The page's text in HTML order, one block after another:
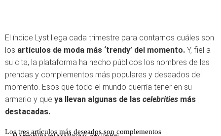
El índice Lyst llega cada trimestre para contarnos cuáles son
los artículos de moda más ‘trendy’ del momento. Y, fiel a
su cita, la plataforma ha hecho públicos los nombres de las
prendas y complementos más populares y deseados del
momento. Esos que todo el mundo querría tener en su
armario y que ya llevan algunas de las celebrities más
destacadas.
Los tres artículos más deseados son complementos